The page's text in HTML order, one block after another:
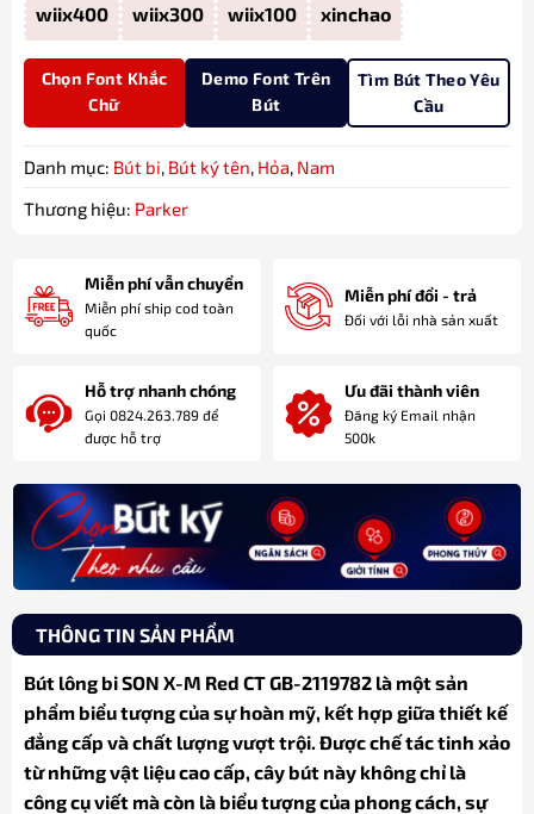
wiix400 wiix300 wiix100 xinchao
Chọn Font Khắc
Chữ
Demo Font Trên
Bút
Tìm Bút Theo Yêu
Cầu
Danh mục: Bút bi, Bút ký tên, Hỏa, Nam
Thương hiệu: Parker
Miễn phí vẫn chuyển
Miễn phí ship cod toàn
quốc
Miễn phí đổi - trả
Đối với lỗi nhà sản xuất
Hỗ trợ nhanh chóng
Gọi 0824.263.789 để
được hỗ trợ
Ưu đãi thành viên
Đăng ký Email nhận
500k
THÔNG TIN SẢN PHẨM
Bút lông bi SON X-M Red CT GB-2119782 là một sản
phẩm biểu tượng của sự hoàn mỹ, kết hợp giữa thiết kế
đẳng cấp và chất lượng vượt trội. Được chế tác tinh xảo
từ những vật liệu cao cấp, cây bút này không chỉ là
công cụ viết mà còn là biểu tượng của phong cách, sự